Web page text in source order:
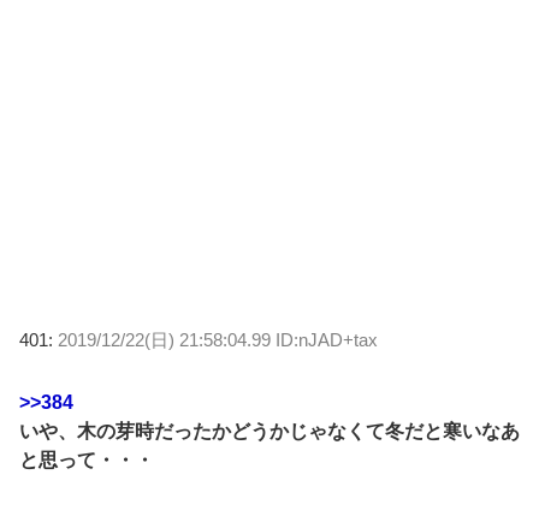
401: 2019/12/22(日) 21:58:04.99 ID:nJAD+tax
>>384
いや、木の芽時だったかどうかじゃなくて冬だと寒いなあ
と思って・・・